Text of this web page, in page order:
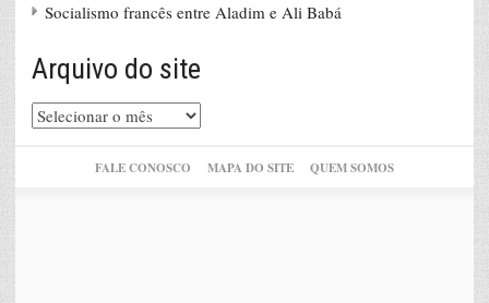
Socialismo francês entre Aladim e Ali Babá
Arquivo do site
Arquivo
do
FALE CONOSCO MAPA DO SITE QUEM SOMOS